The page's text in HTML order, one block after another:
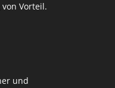
Vorteil.
und